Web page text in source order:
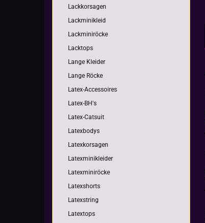
Lackkorsagen
Lackminikleid
Lackminiröcke
Lacktops
Lange Kleider
Lange Röcke
Latex-Accessoires
Latex-BH's
Latex-Catsuit
Latexbodys
Latexkorsagen
Latexminikleider
Latexminiröcke
Latexshorts
Latexstring
Latextops